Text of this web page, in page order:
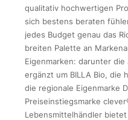
qualitativ hochwertigen
sich bestens beraten
jedes Budget genau das
breiten Palette an
Eigenmarken: darunter
ergänzt um BILLA Bio, die
die regionale Eigenmarke
Preiseinstiegsmarke
Lebensmittelhändler